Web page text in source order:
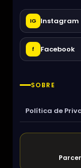
IG Instagram
f Facebook
SOBRE
Política de